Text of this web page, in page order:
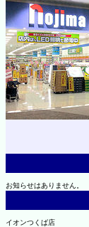
お知らせはありません。
イオンつくば店